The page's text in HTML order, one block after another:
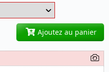
Ajoutez au panier